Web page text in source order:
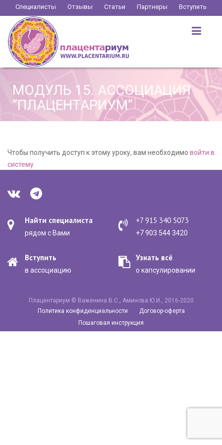
Перейти
к
содержимому
Специалисты Отзывы Статьи Партнеры Вступить
МОДУЛЬ 15. АССОЦИАЦИЯ
“ПЛАЦЕНТАРИУМ”
Чтобы получить доступ к этому уроку, вам необходимо войти в
систему
+7 915 340 5073
+7 903 544 3420
Найти специалиста
рядом с Вами
Узнать всё
о капсулировании
Вступить
в ассоциацию
Плацентариум © Важенина В.С., Аминова Ю.И., 2016-2020
Политика конфиденциальности
Договор-оферта
Пошаговая инструкция